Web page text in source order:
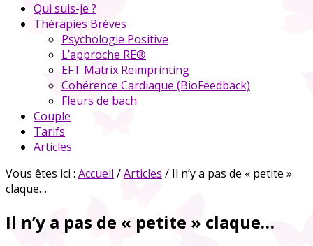
Qui suis-je ?
Thérapies Brèves
Psychologie Positive
L’approche RE®
EFT Matrix Reimprinting
Cohérence Cardiaque (BioFeedback)
Fleurs de bach
Couple
Tarifs
Articles
Vous êtes ici : Accueil /Articles / Il n’y a pas de « petite »
claque…
Il n’y a pas de « petite » claque…